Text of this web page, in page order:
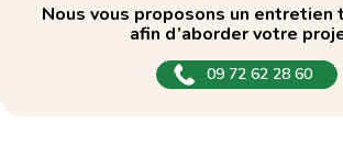
Nous vous proposons un entretien
afin d’aborder votre
09 72 62 28 60